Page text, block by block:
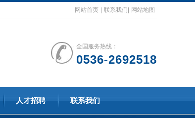
网站首页 联系我们 网站地图
全国服务热线：
0536-2692518
人才招聘 联系我们